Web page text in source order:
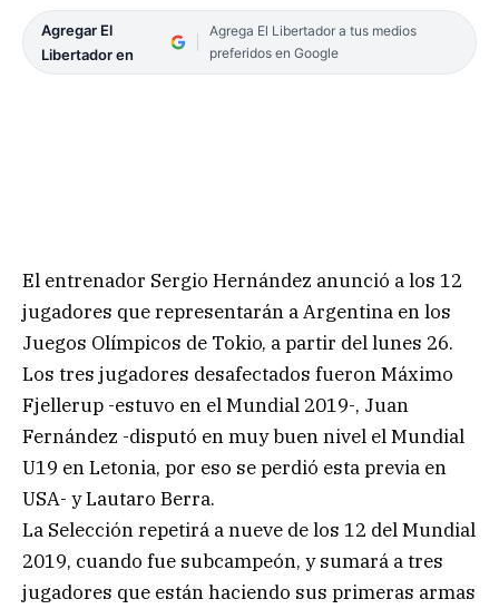
Agregar El
Libertador en
Agrega El Libertador a tus medios
preferidos en Google
El entrenador Sergio Hernández anunció a los 12
jugadores que representarán a Argentina en los
Juegos Olímpicos de Tokio, a partir del lunes 26.
Los tres jugadores desafectados fueron Máximo
Fjellerup -estuvo en el Mundial 2019-, Juan
Fernández -disputó en muy buen nivel el Mundial
U19 en Letonia, por eso se perdió esta previa en
USA- y Lautaro Berra.
La Selección repetirá a nueve de los 12 del Mundial
2019, cuando fue subcampeón, y sumará a tres
jugadores que están haciendo sus primeras armas